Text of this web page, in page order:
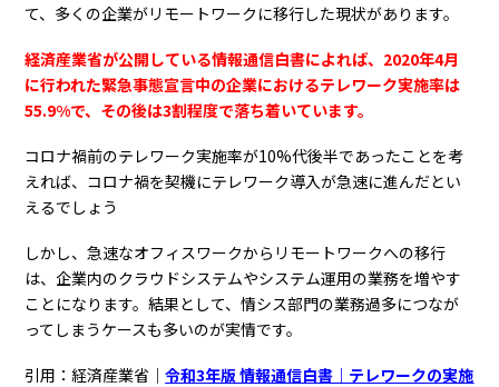
て、多くの企業がリモートワークに移行した現状があります。
経済産業省が公開している情報通信白書によれば、2020年4月
に行われた緊急事態宣言中の企業におけるテレワーク実施率は
55.9%で、その後は3割程度で落ち着いています。
コロナ禍前のテレワーク実施率が10%代後半であったことを考
えれば、コロナ禍を契機にテレワーク導入が急速に進んだとい
えるでしょう
しかし、急速なオフィスワークからリモートワークへの移行
は、企業内のクラウドシステムやシステム運用の業務を増やす
ことになります。結果として、情シス部門の業務過多につなが
ってしまうケースも多いのが実情です。
引用：経済産業省｜令和3年版 情報通信白書｜テレワークの実施